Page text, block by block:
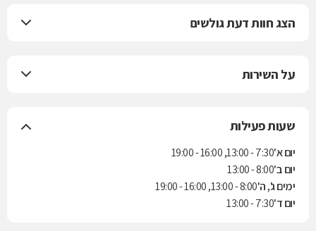
הצג חוות דעת גולשים
על השירות
שעות פעילות
יום א'7:30 - 13:00, 16:00 - 19:00
יום ב'8:00 - 13:00
ימים ג', ה'8:00 - 13:00, 16:00 - 19:00
יום ד'7:30 - 13:00